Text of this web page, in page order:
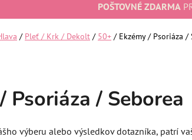
POŠTOVNÉ ZDARMA
/ Pleť / Krk / Dekolt / 50+ / Ekzémy / Psoriáza /
Psoriáza / Seborea
výberu alebo výsledkov dotazníka, patrí